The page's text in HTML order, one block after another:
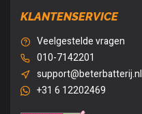
KLANTENSERVICE
Veelgestelde vragen
010-7142201
support@beterbatterij.nl
+31 6 12202469